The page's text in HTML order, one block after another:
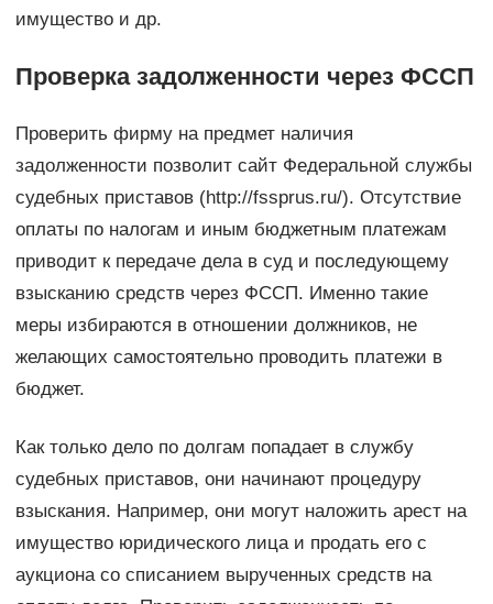
имущество и др.
Проверка задолженности через ФССП
Проверить фирму на предмет наличия
задолженности позволит сайт Федеральной службы
судебных приставов (http://fssprus.ru/). Отсутствие
оплаты по налогам и иным бюджетным платежам
приводит к передаче дела в суд и последующему
взысканию средств через ФССП. Именно такие
меры избираются в отношении должников, не
желающих самостоятельно проводить платежи в
бюджет.
Как только дело по долгам попадает в службу
судебных приставов, они начинают процедуру
взыскания. Например, они могут наложить арест на
имущество юридического лица и продать его с
аукциона со списанием вырученных средств на